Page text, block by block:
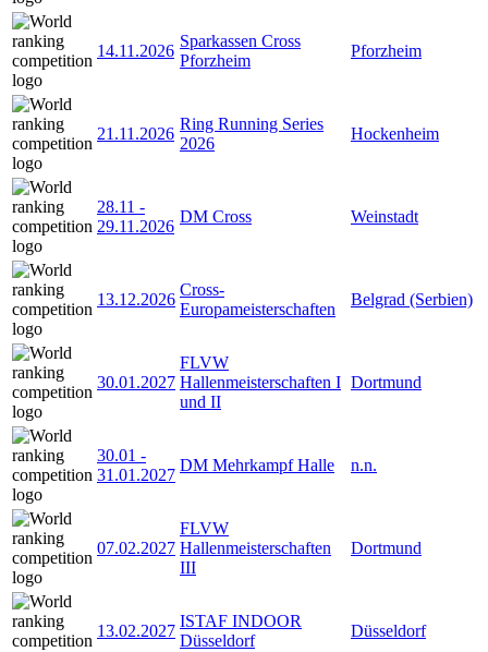
14.11.2026
Sparkassen Cross
Pforzheim
Pforzheim
21.11.2026
Ring Running Series
2026
Hockenheim
28.11 -
29.11.2026
DM Cross Weinstadt
13.12.2026
Cross-
Europameisterschaften
Belgrad (Serbien)
30.01.2027
FLVW
Hallenmeisterschaften I
und II
Dortmund
30.01 -
31.01.2027
DM Mehrkampf Halle n.n.
07.02.2027
FLVW
Hallenmeisterschaften
III
Dortmund
13.02.2027
ISTAF INDOOR
Düsseldorf
Düsseldorf